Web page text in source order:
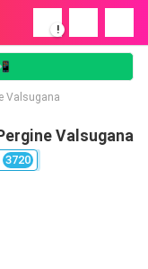
!
Valsugana
Valsugana
3720